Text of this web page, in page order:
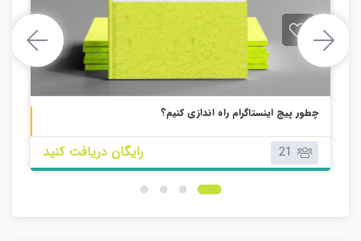
چطور پیج اینستاگرام راه اندازی کنیم؟ کتابچه پانزدهم 21 رایگان دریافت کنید